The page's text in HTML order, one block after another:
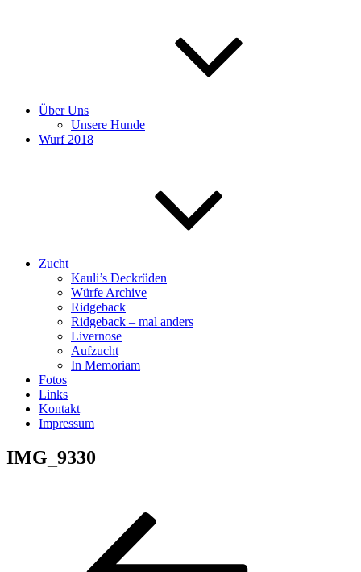
Über Uns
Unsere Hunde
Wurf 2018
Zucht
Kauli’s Deckrüden
Würfe Archive
Ridgeback
Ridgeback – mal anders
Livernose
Aufzucht
In Memoriam
Fotos
Links
Kontakt
Impressum
IMG_9330
Beitragsnavigation